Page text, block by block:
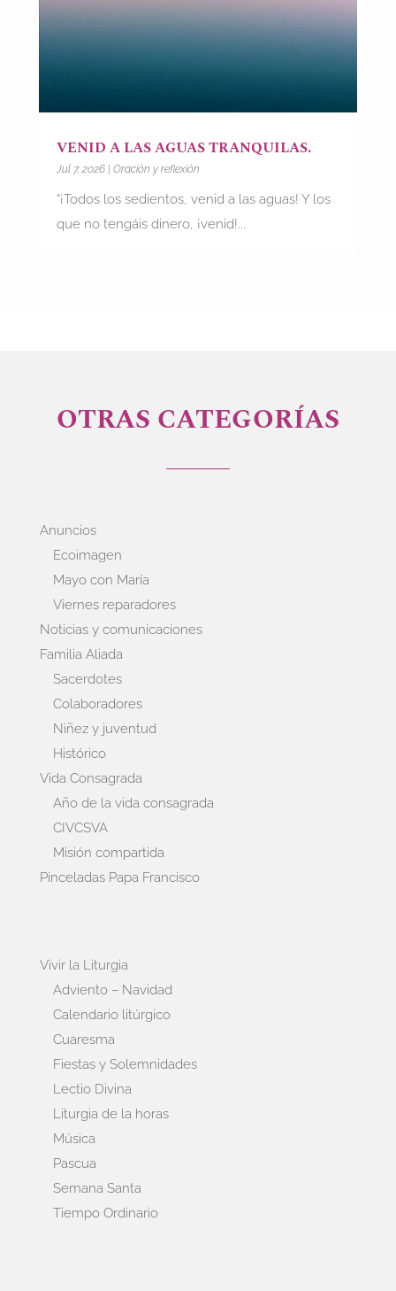
VENID A LAS AGUAS TRANQUILAS.
Jul 7, 2026| Oración y reflexión
“¡Todos los sedientos, venid a las aguas! Y los
que no tengáis dinero, ¡venid!...
OTRAS CATEGORÍAS
Anuncios
Ecoimagen
Mayo con María
Viernes reparadores
Noticias y comunicaciones
Familia Aliada
Sacerdotes
Colaboradores
Niñez y juventud
Histórico
Vida Consagrada
Año de la vida consagrada
CIVCSVA
Misión compartida
Pinceladas Papa Francisco
Vivir la Liturgia
Adviento – Navidad
Calendario litúrgico
Cuaresma
Fiestas y Solemnidades
Lectio Divina
Liturgia de la horas
Música
Pascua
Semana Santa
Tiempo Ordinario